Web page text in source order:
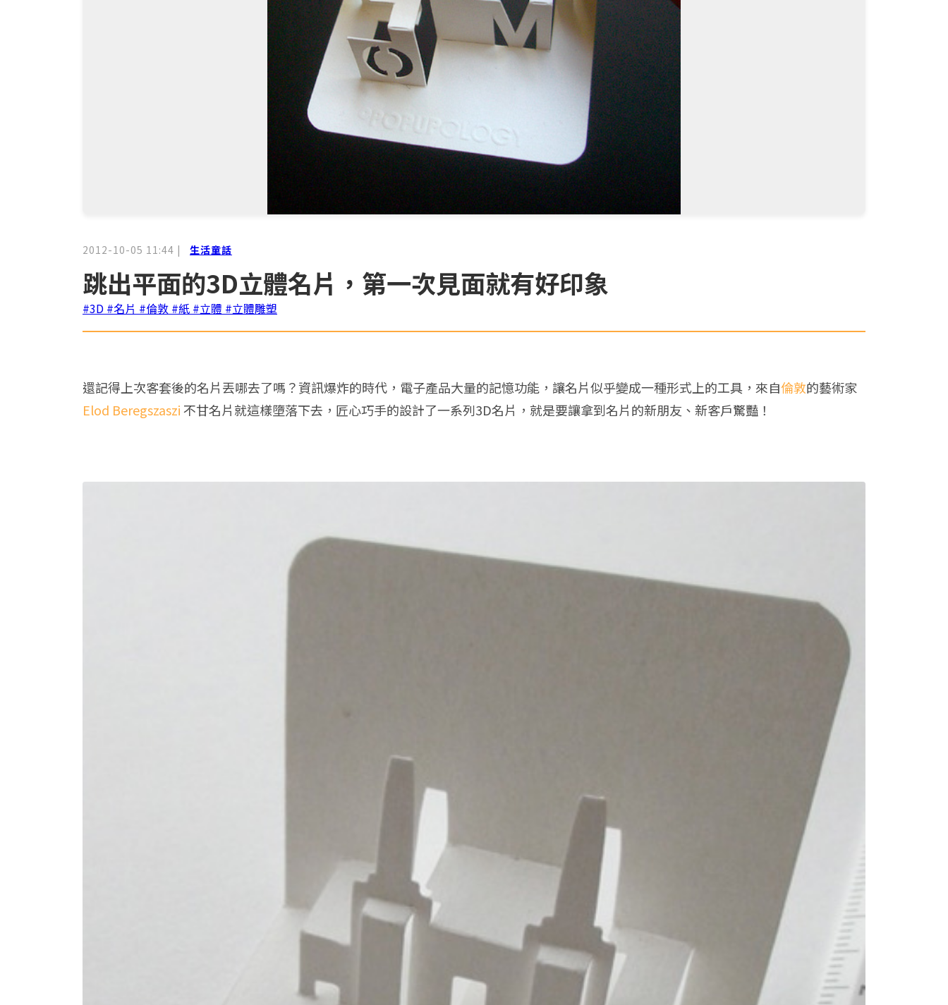
2012-10-05 11:44 | 生活童話
跳出平面的3D立體名片，第一次見面就有好印象
#3D #名片 #倫敦 #紙 #立體 #立體雕塑
還記得上次客套後的名片丟哪去了嗎？資訊爆炸的時代，電子產品大量的記憶功能，讓名片似乎變成一種形式上的工具，來自倫敦的藝術家
Elod Beregszaszi不甘名片就這樣墮落下去，匠心巧手的設計了一系列3D名片，就是要讓拿到名片的新朋友、新客戶驚豔！